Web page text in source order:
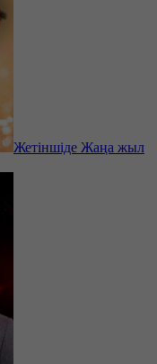
Жетіншіде Жаңа жыл